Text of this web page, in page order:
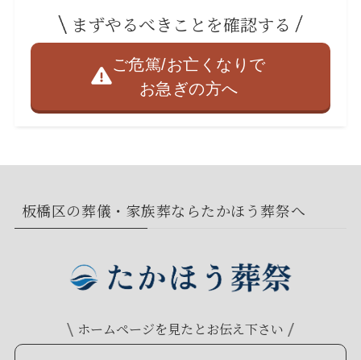
まずやるべきことを確認する
ご危篤/お亡くなりで
お急ぎの方へ
板橋区の葬儀・家族葬ならたかほう葬祭へ
ホームページを見たとお伝え下さい